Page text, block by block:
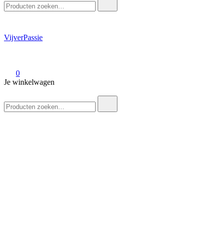
naar:
VijverPassie
0
Je winkelwagen
naar: